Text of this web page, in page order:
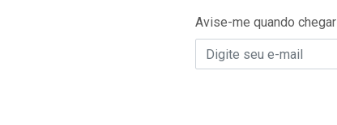
Avise-me quando chegar